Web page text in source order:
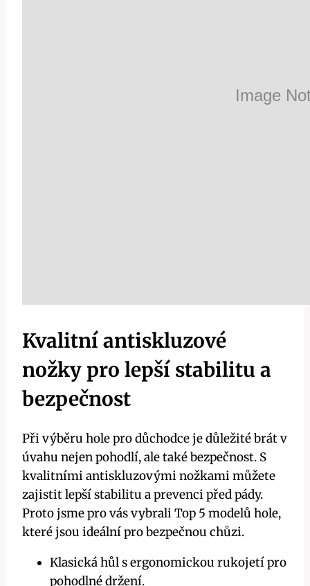
Kvalitní antiskluzové
nožky pro lepší stabilitu a
bezpečnost
Při výběru hole pro důchodce je důležité brát v
úvahu nejen pohodlí, ale také bezpečnost. S
kvalitními antiskluzovými nožkami můžete
zajistit lepší stabilitu a prevenci před pády.
Proto jsme pro vás vybrali Top 5 modelů hole,
které jsou ideální pro bezpečnou chůzi.
Klasická hůl s ergonomickou rukojetí pro
pohodlné držení.